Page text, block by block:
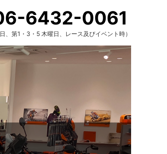
6432-0061
第1・3・5 木曜日、レース及びイベント時）